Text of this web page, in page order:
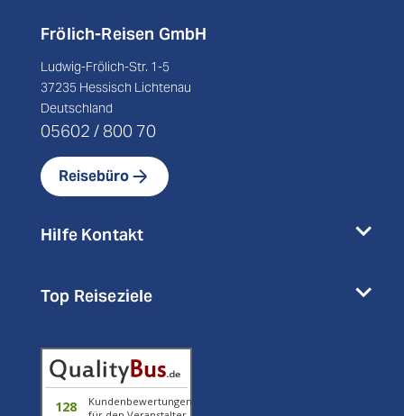
Frölich-Reisen GmbH
Ludwig-Frölich-Str. 1-5
37235 Hessisch Lichtenau
Deutschland
05602 / 800 70
Reisebüro
Hilfe Kontakt
Top Reiseziele
128
Kundenbewertungen